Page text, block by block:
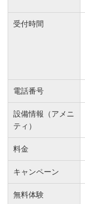
受付時間
電話番号
設備情報（アメニ
ティ）
料金
キャンペーン
無料体験